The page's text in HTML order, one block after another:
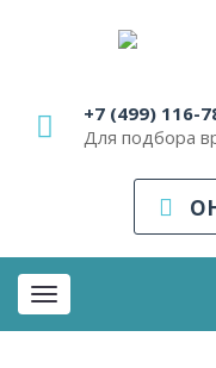
+7 (499) 116-
Для подбора
Toggle
navigation